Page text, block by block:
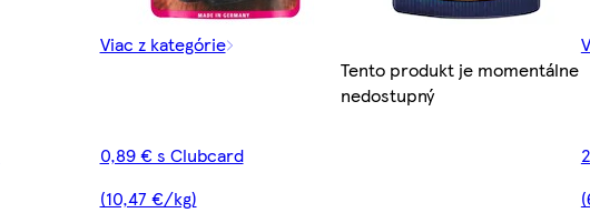
Viac z kategórie
0,89 € s Clubcard
(10,47 €/kg)
Tento produkt je momentálne
nedostupný